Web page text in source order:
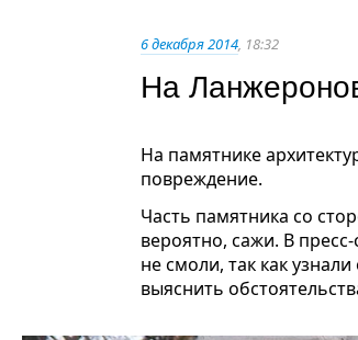
6 декабря 2014, 18:32
На
На памятнике
повреждение.
Часть памятника со
вероятно, сажи. В
не смоли, так как
выяснить